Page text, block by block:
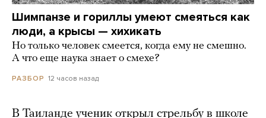
Шимпанзе и гориллы умеют смеяться как
люди, а крысы — хихикать
Но только человек смеется, когда ему не смешно.
А что еще наука знает о смехе?
РАЗБОР 12 часов назад
В Таиланде ученик открыл стрельбу в школе